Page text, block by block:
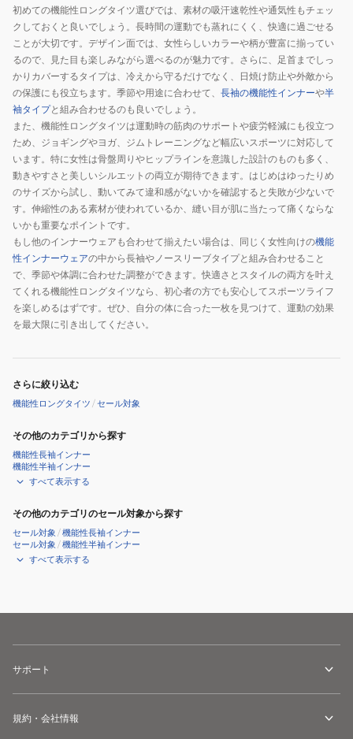
初めての機能性ロングタイツ選びでは、素材の吸汗速乾性や通気性もチェッ
クしておくと良いでしょう。長時間の運動でも蒸れにくく、快適に過ごせる
ことが大切です。デザイン面では、女性らしいカラーや柄が豊富に揃ってい
るので、見た目も楽しみながら選べるのが魅力です。さらに、足首までしっ
かりカバーするタイプは、冷えから守るだけでなく、日焼け防止や外敵から
の保護にも役立ちます。季節や用途に合わせて、 長袖の機能性インナーや半
袖タイプと組み合わせるのも良いでしょう。
また、機能性ロングタイツは運動時の筋肉のサポートや疲労軽減にも役立つ
ため、ジョギングやヨガ、ジムトレーニングなど幅広いスポーツに対応して
います。特に女性は骨盤周りやヒップラインを意識した設計のものも多く、
動きやすさと美しいシルエットの両立が期待できます。はじめはゆったりめ
のサイズから試し、動いてみて違和感がないかを確認すると失敗が少ないで
す。伸縮性のある素材が使われているか、縫い目が肌に当たって痛くならな
いかも重要なポイントです。
もし他のインナーウェアも合わせて揃えたい場合は、同じく女性向けの機能
性インナーウェアの中から長袖やノースリーブタイプと組み合わせること
で、季節や体調に合わせた調整ができます。快適さとスタイルの両方を叶え
てくれる機能性ロングタイツなら、初心者の方でも安心してスポーツライフ
を楽しめるはずです。ぜひ、自分の体に合った一枚を見つけて、運動の効果
を最大限に引き出してください。
さらに絞り込む
機能性ロングタイツ /セール対象
その他のカテゴリから探す
機能性長袖インナー
機能性半袖インナー
すべて表示する
その他のカテゴリのセール対象から探す
セール対象 /機能性長袖インナー
セール対象 /機能性半袖インナー
すべて表示する
サポート
規約・会社情報